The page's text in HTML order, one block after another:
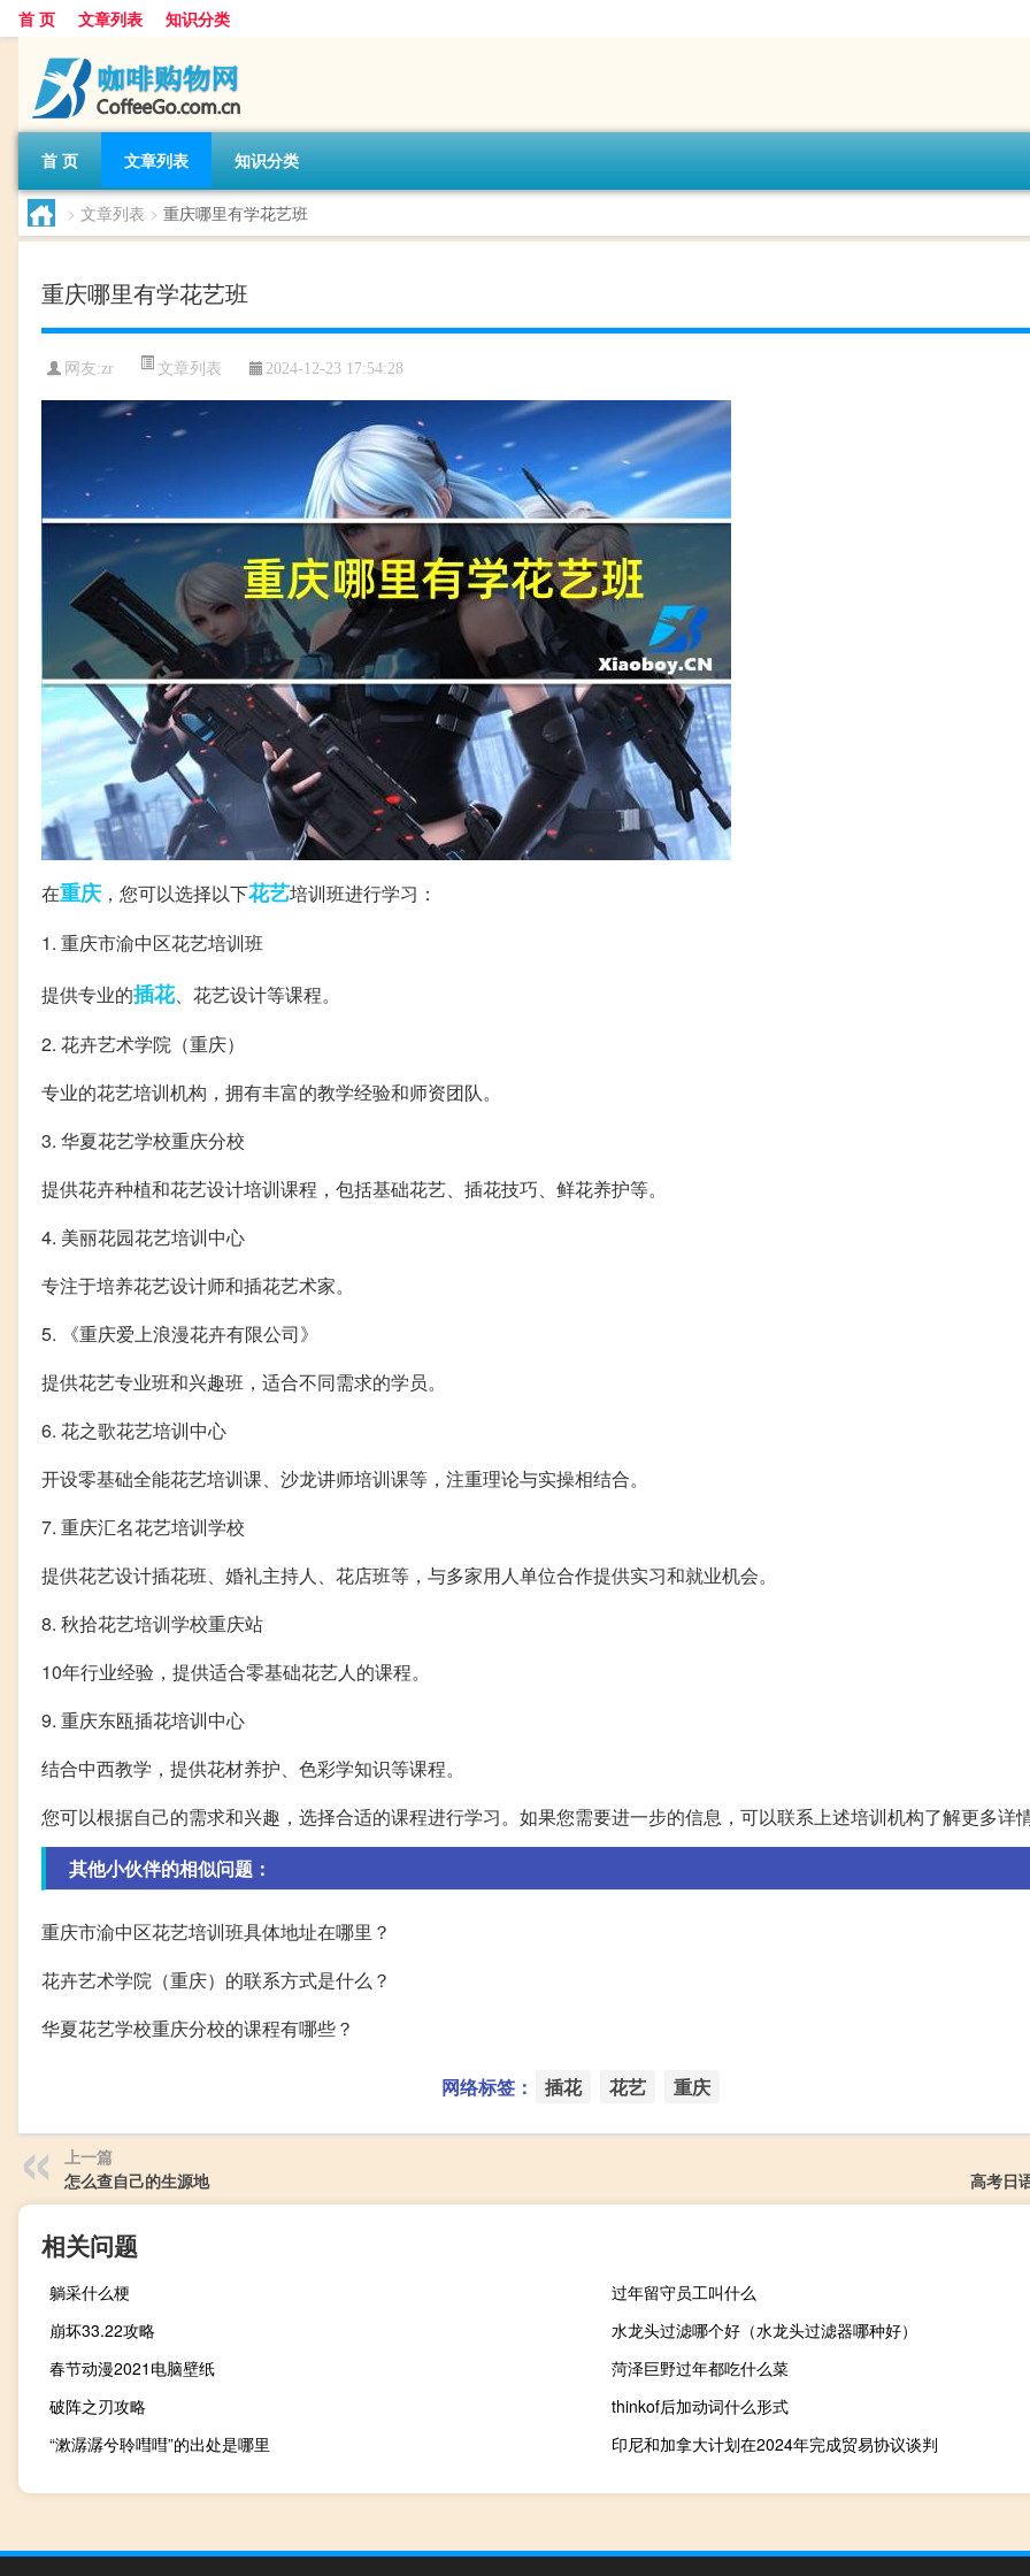
首 页 文章列表 知识分类
首 页 文章列表 知识分类
> 文章列表 > 重庆哪里有学花艺班
重庆哪里有学花艺班
网友:zr 文章列表 2024-12-23 17:54:28
在重庆 ，您可以选择以下花艺培训班进行学习：
1. 重庆市渝中区花艺培训班
提供专业的插花、花艺设计等课程。
2. 花卉艺术学院（重庆）
专业的花艺培训机构，拥有丰富的教学经验和师资团队。
3. 华夏花艺学校重庆分校
提供花卉种植和花艺设计培训课程，包括基础花艺、插花技巧、鲜花养护等。
4. 美丽花园花艺培训中心
专注于培养花艺设计师和插花艺术家。
5. 《重庆爱上浪漫花卉有限公司》
提供花艺专业班和兴趣班，适合不同需求的学员。
6. 花之歌花艺培训中心
开设零基础全能花艺培训课、沙龙讲师培训课等，注重理论与实操相结合。
7. 重庆汇名花艺培训学校
提供花艺设计插花班、婚礼主持人、花店班等，与多家用人单位合作提供实习和就业机会。
8. 秋拾花艺培训学校重庆站
10年行业经验，提供适合零基础花艺人的课程。
9. 重庆东瓯插花培训中心
结合中西教学，提供花材养护、色彩学知识等课程。
您可以根据自己的需求和兴趣，选择合适的课程进行学习。如果您需要进一步的信息，可以联系上述培训机构了解更多详
其他小伙伴的相似问题：
重庆市渝中区花艺培训班具体地址在哪里？
花卉艺术学院（重庆）的联系方式是什么？
华夏花艺学校重庆分校的课程有哪些？
网络标签： 插花 花艺 重庆
上一篇
怎么查自己的生源地
高考日
相关问题
躺采什么梗
过年留守员工叫什么
崩坏33.22攻略
水龙头过滤哪个好（水龙头过滤器哪种好）
春节动漫2021电脑壁纸
菏泽巨野过年都吃什么菜
破阵之刃攻略
thinkof后加动词什么形式
“漱潺潺兮聆嘒嘒”的出处是哪里
印尼和加拿大计划在2024年完成贸易协议谈判